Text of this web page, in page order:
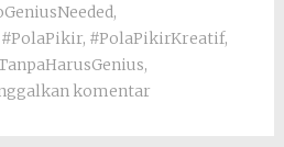
,
#PolaPikir, #PolaPikirKreatif,
,
komentar